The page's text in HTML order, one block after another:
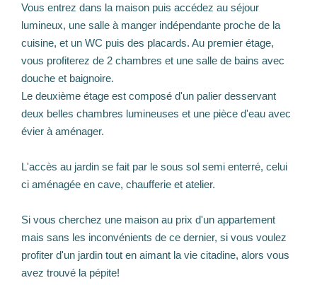
Vous entrez dans la maison puis accédez au séjour
lumineux, une salle à manger indépendante proche de la
cuisine, et un WC puis des placards. Au premier étage,
vous profiterez de 2 chambres et une salle de bains avec
douche et baignoire.
Le deuxième étage est composé d'un palier desservant
deux belles chambres lumineuses et une pièce d'eau avec
évier à aménager.
L'accès au jardin se fait par le sous sol semi enterré, celui
ci aménagée en cave, chaufferie et atelier.
Si vous cherchez une maison au prix d'un appartement
mais sans les inconvénients de ce dernier, si vous voulez
profiter d'un jardin tout en aimant la vie citadine, alors vous
avez trouvé la pépite!